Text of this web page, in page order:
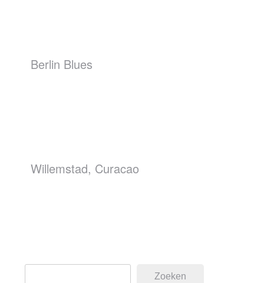
Berlin Blues
Willemstad, Curacao
Zoeken